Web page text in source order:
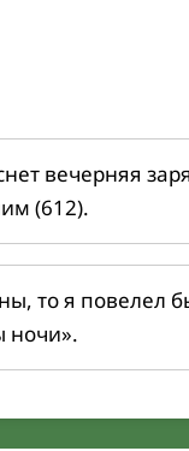
вечерняя
(612).
то я повелел
ночи».